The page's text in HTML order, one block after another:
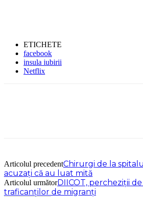
ETICHETE
facebook
insula iubirii
Netflix
Articolul precedentChirurgi de la
acuzați că au luat mită
Articolul următorDIICOT, percheziții
traficanților de migranți